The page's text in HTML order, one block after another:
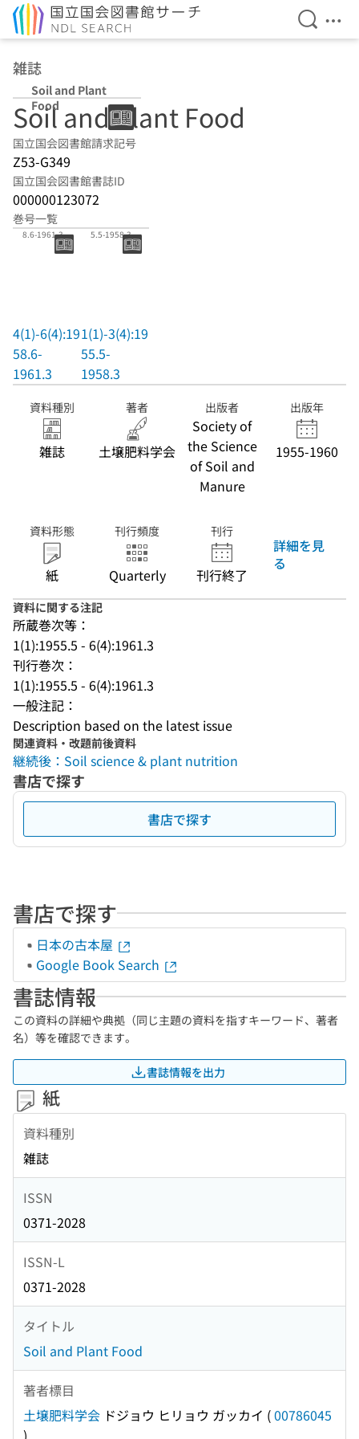
検索を
メ
雑誌
Soil and Plant
Food
Soil and Plant Food
国立国会図書館請求記号
Z53-G349
国立国会図書館書誌ID
000000123072
巻号一覧
4(1)-6(4):195
8.6-1961.3
4(1)-6(4):19
58.6-
1961.3
5.5-1958.3
1(1)-3(4):19
55.5-
1958.3
資料種別
雑誌
著者
土壌肥料学会
出版者
Society of
the Science
of Soil and
Manure
出版年
1955-1960
資料形態
紙
刊行頻度
Quarterly
刊行
刊行終了
詳細を見
る
資料に関する注記
所蔵巻次等：
1(1):1955.5 - 6(4):1961.3
刊行巻次：
1(1):1955.5 - 6(4):1961.3
一般注記：
Description based on the latest issue
関連資料・改題前後資料
継続後：Soil science & plant nutrition
書店で探す
書店で探す
書店で探す
日本の古本屋
Google Book Search
書誌情報
この資料の詳細や典拠（同じ主題の資料を指すキーワード、著者
名）等を確認できます。
書誌情報を出力
紙
資料種別
雑誌
ISSN
0371-2028
ISSN-L
0371-2028
タイトル
Soil and Plant Food
著者標目
土壌肥料学会 ドジョウ ヒリョウ ガッカイ (00786045
)